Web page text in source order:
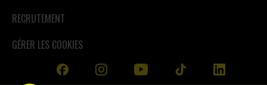
RECRUTEMENT
GÉRER LES COOKIES